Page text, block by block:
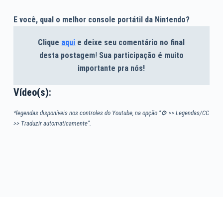
E você, qual o melhor console portátil da Nintendo?
Clique aqui e deixe seu comentário no final
desta postagem! Sua participação é muito
importante pra nós!
Vídeo(s):
*legendas disponíveis nos controles do Youtube, na opção “⚙>> Legendas/CC
>> Traduzir automaticamente”.